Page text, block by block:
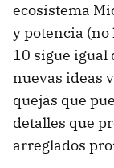
ecosistema
y potencia (no
10 sigue igual
nuevas ideas
quejas que
detalles que
arreglados